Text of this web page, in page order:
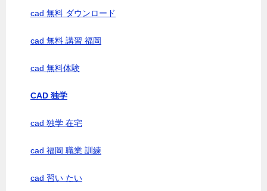
cad 無料 ダウンロード
cad 無料 講習 福岡
cad 無料体験
CAD 独学
cad 独学 在宅
cad 福岡 職業 訓練
cad 習い たい